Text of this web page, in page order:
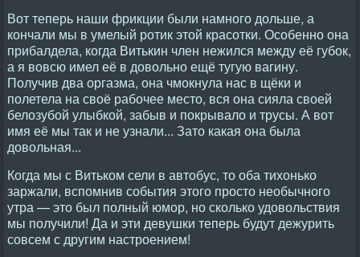
Вот теперь наши фрикции были намного дольше, а
кончали мы в умелый ротик этой красотки. Особенно она
прибалдела, когда Витькин член нежился между её губок,
а я вовсю имел её в довольно ещё тугую вагину.
Получив два оргазма, она чмокнула нас в щёки и
полетела на своё рабочее место, вся она сияла своей
белозубой улыбкой, забыв и покрывало и трусы. А вот
имя её мы так и не узнали... Зато какая она была
довольная...
Когда мы с Витьком сели в автобус, то оба тихонько
заржали, вспомнив события этого просто необычного
утра — это был полный юмор, но сколько удовольствия
мы получили! Да и эти девушки теперь будут дежурить
совсем с другим настроением!